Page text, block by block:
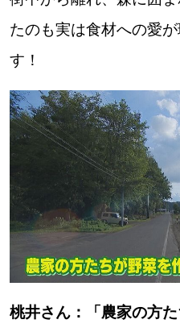
たのも実は食材への愛
す！
桃井さん：「農家の方